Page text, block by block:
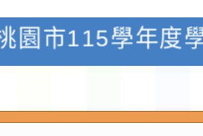
園市115學年度
本土語及新住民
點各1份
食農教育專業人
家通訊傳播委員